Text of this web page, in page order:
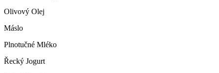
Olivový Olej
Máslo
Plnotučné Mléko
Řecký Jogurt